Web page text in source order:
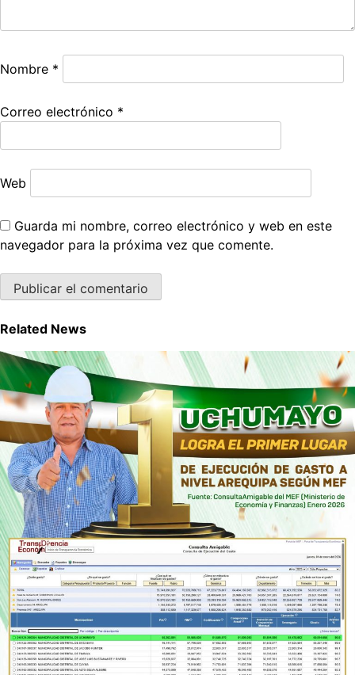
Nombre *
Correo electrónico *
Web
Guarda mi nombre, correo electrónico y web en este
navegador para la próxima vez que comente.
Related News